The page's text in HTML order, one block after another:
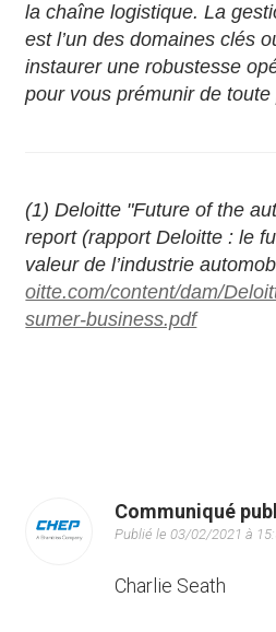
la chaîne logistique. La
est l’un des domaines clés
instaurer une robustesse
pour vous prémunir de
(1) Deloitte "Future of the
report (rapport Deloitte : le
valeur de l’industrie
oitte.com/content/dam/
sumer-business.pdf
Communiqué
Publié le 03/02/2021 à
Charlie Seath